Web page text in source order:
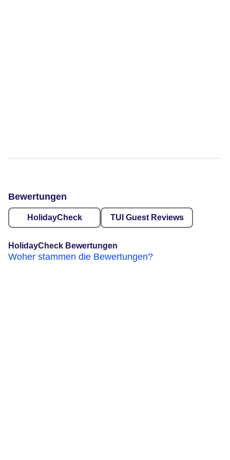
Bewertungen
HolidayCheck TUI Guest Reviews
HolidayCheck Bewertungen
Woher stammen die Bewertungen?